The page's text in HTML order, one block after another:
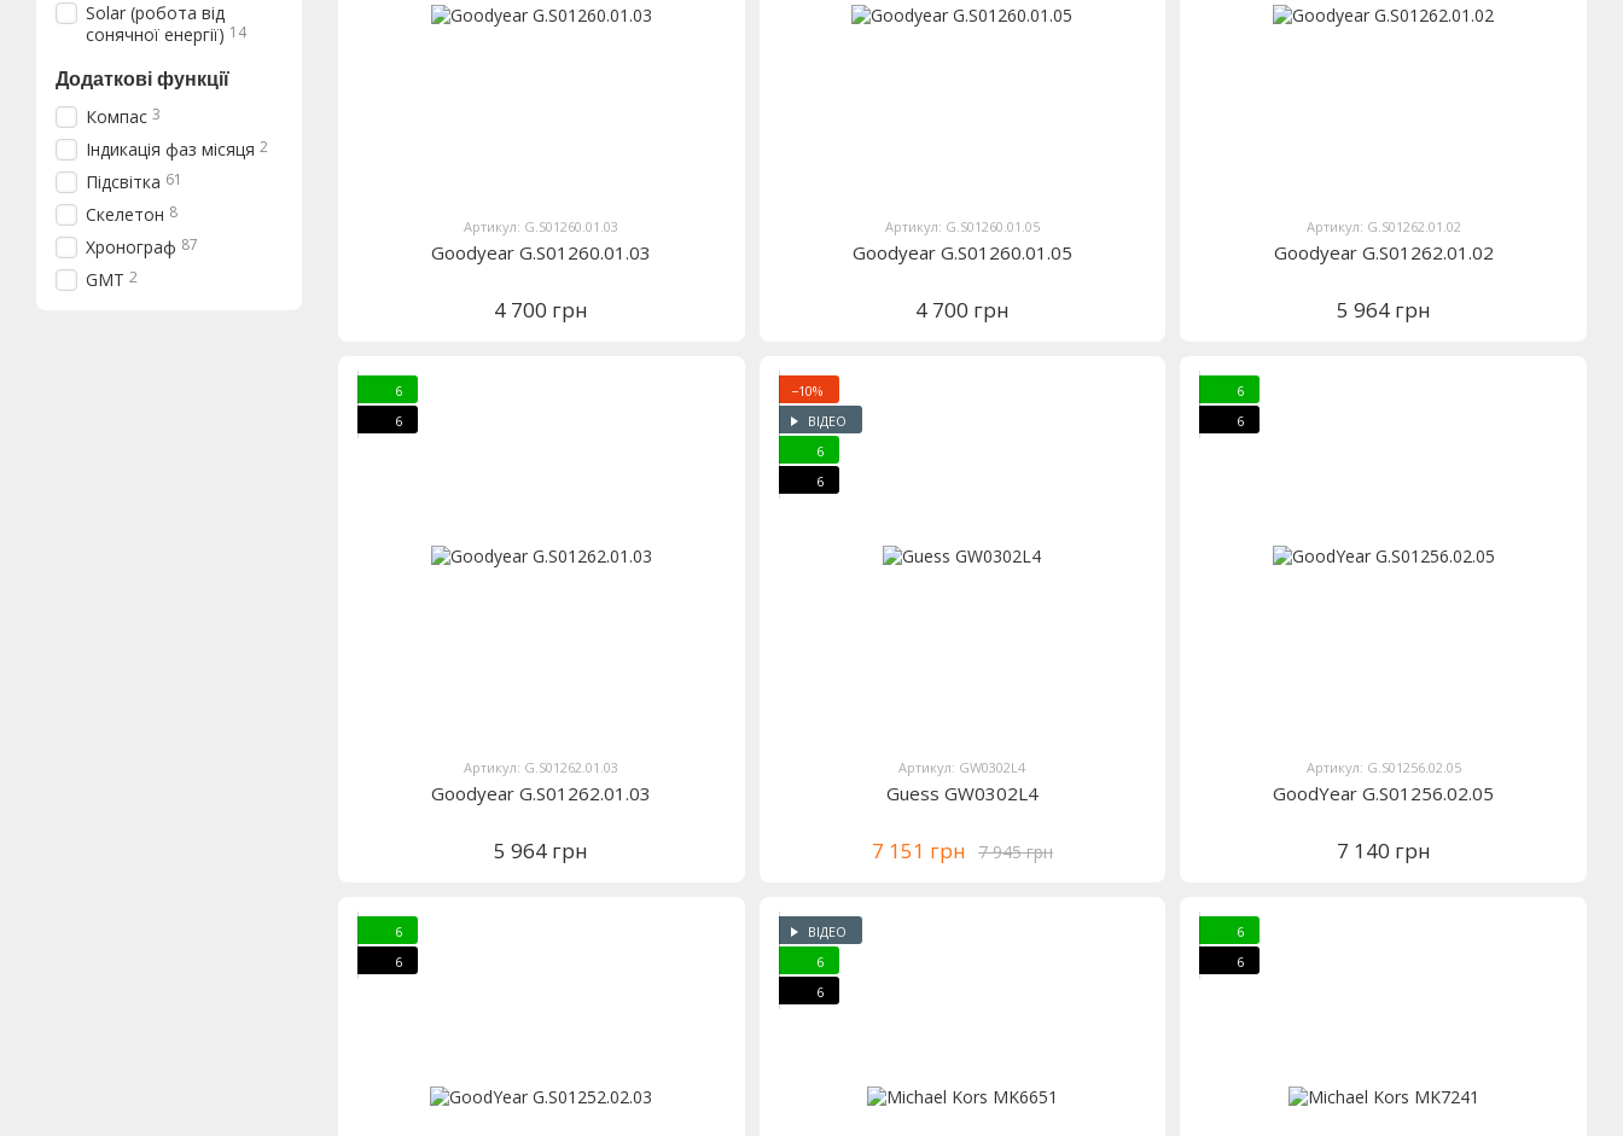
Артикул: G.S01260.01.03
Goodyear G.S01260.01.03
4 700 грн
Артикул: G.S01260.01.05
Goodyear G.S01260.01.05
4 700 грн
Артикул: G.S01262.01.02
Goodyear G.S01262.01.02
5 964 грн
6
6
Артикул: G.S01262.01.03
Goodyear G.S01262.01.03
5 964 грн
−10%
ВІДЕО
6
6
Артикул: GW0302L4
Guess GW0302L4
7 945 грн
7 151 грн
6
6
Артикул: G.S01256.02.05
GoodYear G.S01256.02.05
7 140 грн
6
6
ВІДЕО
6
6
6
6
Solar (робота від
сонячної енергії) 14
Додаткові функції
Компас 3
Індикація фаз місяця 2
Підсвітка 61
Скелетон 8
Хронограф 87
GMT 2